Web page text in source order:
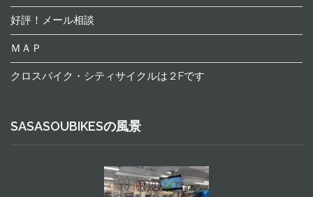
好評！メール相談
ＭＡＰ
クロスバイク・シティサイクルは２Fです
SASASOUBIKESの風景